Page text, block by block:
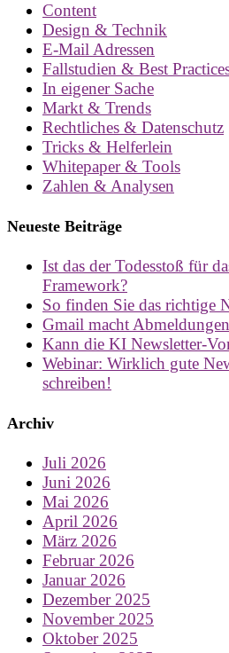
Content
Design & Technik
E-Mail Adressen
Fallstudien & Best
In eigener Sache
Markt & Trends
Rechtliches & Datenschutz
Tricks & Helferlein
Whitepaper & Tools
Zahlen & Analysen
Neueste Beiträge
Ist das der Todesstoß für
Framework?
So finden Sie das richtige
Gmail macht
Kann die KI Newsletter-
Webinar: Wirklich gute
schreiben!
Archiv
Juli 2026
Juni 2026
Mai 2026
April 2026
März 2026
Februar 2026
Januar 2026
Dezember 2025
November 2025
Oktober 2025